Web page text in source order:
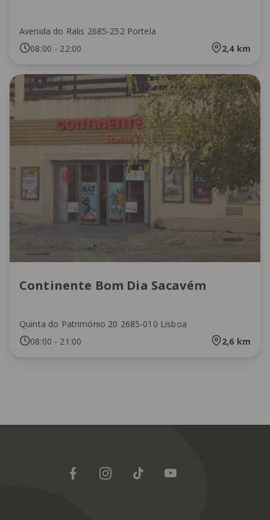
Avenida do Ralis 2685-252 Portela
08:00 - 22:00 2,4km
Continente Bom Dia Sacavém
Quinta do Património 20 2685-010 Lisboa
08:00 - 21:00 2,6 km